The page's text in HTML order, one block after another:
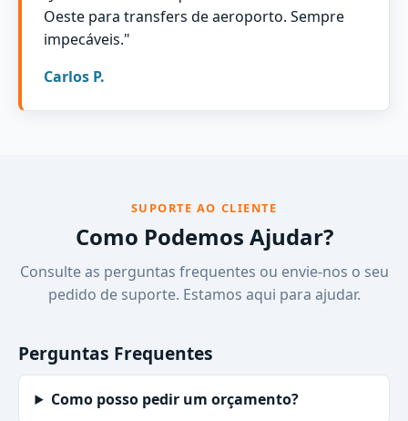
Oeste para transfers de aeroporto. Sempre
impecáveis."
Carlos P.
SUPORTE AO CLIENTE
Como Podemos Ajudar?
Consulte as perguntas frequentes ou envie-nos o seu
pedido de suporte. Estamos aqui para ajudar.
Perguntas Frequentes
Como posso pedir um orçamento?